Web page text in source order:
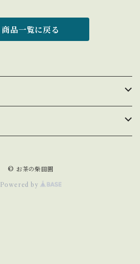
商品一覧に戻る
© お茶の柴田園
Powered by